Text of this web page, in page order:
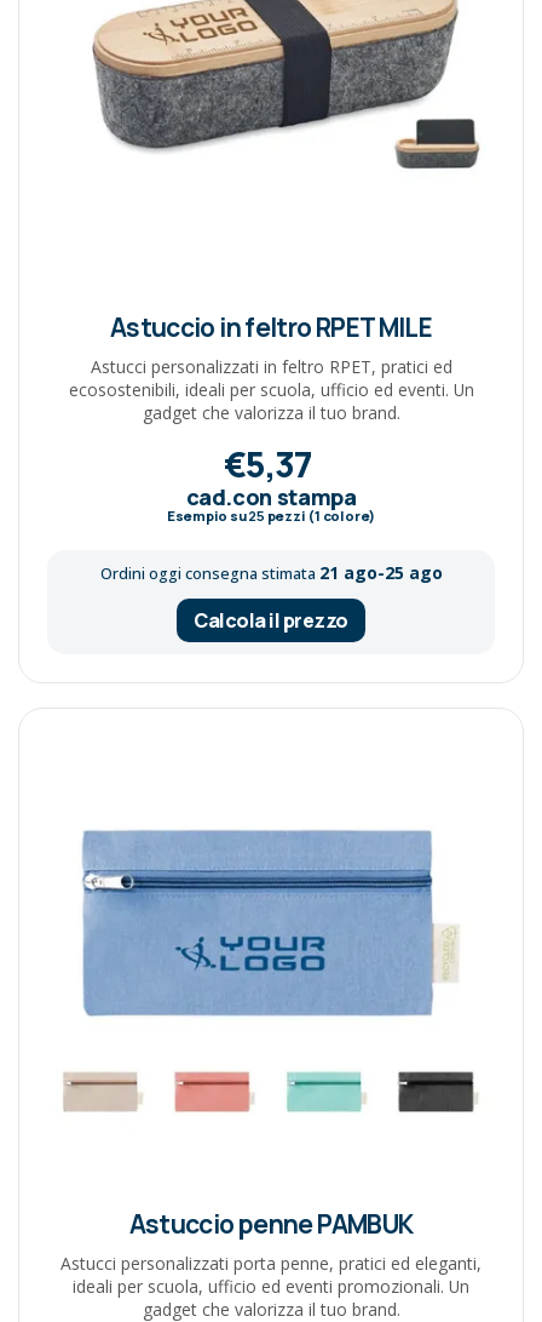
Astuccio in feltro RPET MILE
Astucci personalizzati in feltro RPET, pratici ed
ecosostenibili, ideali per scuola, ufficio ed eventi. Un
gadget che valorizza il tuo brand.
€5,37
cad.con stampa
Esempio su25 pezzi (1 colore)
Ordini oggi consegna stimata 21 ago-25 ago
Calcola il prezzo
Astuccio penne PAMBUK
Astucci personalizzati porta penne, pratici ed eleganti,
ideali per scuola, ufficio ed eventi promozionali. Un
gadget che valorizza il tuo brand.